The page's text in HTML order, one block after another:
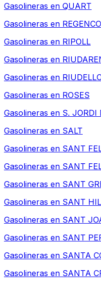
Gasolineras en QUART
Gasolineras en
Gasolineras en RIPOLL
Gasolineras en
Gasolineras en
Gasolineras en ROSES
Gasolineras en S. JORDI
Gasolineras en SALT
Gasolineras en SANT
Gasolineras en SANT
Gasolineras en SANT
Gasolineras en SANT
Gasolineras en SANT
Gasolineras en SANT
Gasolineras en SANTA
Gasolineras en SANTA